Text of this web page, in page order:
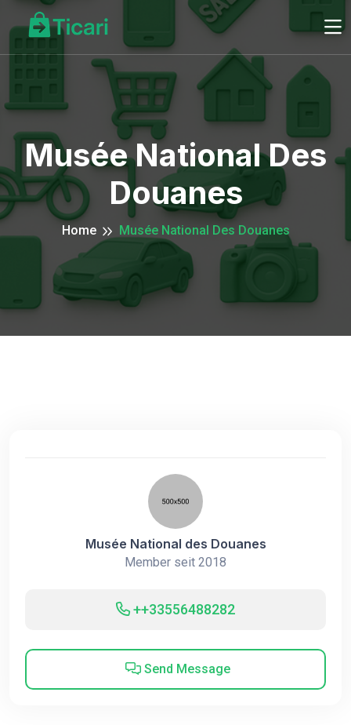
Musée National Des
Douanes
Home Musée National Des Douanes
Musée National des Douanes
Member seit 2018
++33556488282
Send Message